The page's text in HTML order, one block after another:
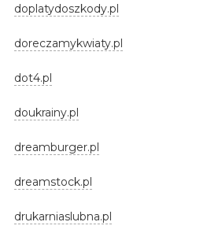
doplatydoszkody.pl
doreczamykwiaty.pl
dot4.pl
doukrainy.pl
dreamburger.pl
dreamstock.pl
drukarniaslubna.pl